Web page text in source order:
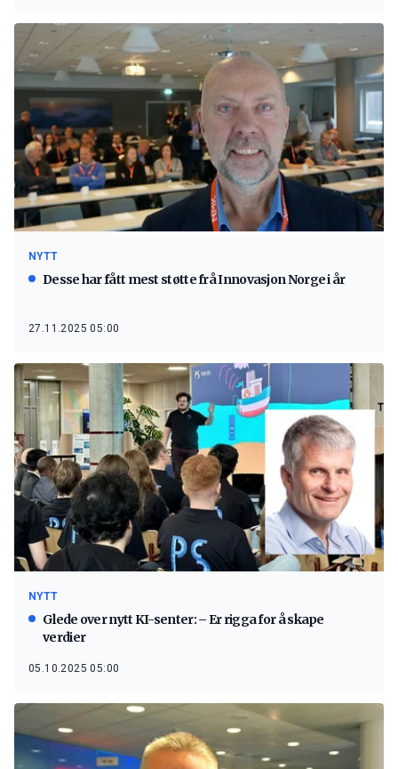
NYTT
Desse har fått mest støtte frå Innovasjon Norge i år
27.11.2025 05:00
NYTT
Glede over nytt KI-senter: – Er rigga for å skape
verdier
05.10.2025 05:00